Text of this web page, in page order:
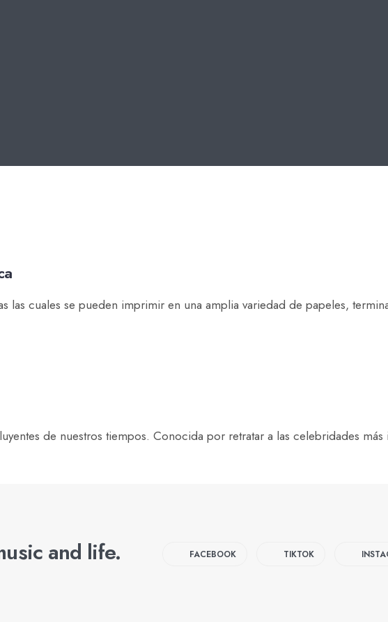
cuales se pueden imprimir en una amplia variedad de papeles,
de nuestros tiempos. Conocida por retratar a las celebridades más
and life. FACEBOOK TIKTOK